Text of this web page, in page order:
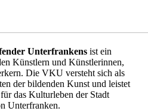
Unterfrankens ist ein
Künstlern und Künstlerinnen,
Die VKU versteht sich als
der bildenden Kunst und leistet
das Kulturleben der Stadt
Unterfranken.